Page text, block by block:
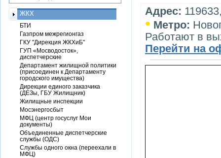
Адрес:
• Метро:
Работают в
Перейти на
ЖКХ
БТИ
Газпром межрегионгаз
ГКУ "Дирекция ЖКХиБ"
ГУП «Мосводосток»,
диспетчерские
Департамент жилищной политики
(присоединен к Департаменту
городского имущества)
Дирекции единого заказчика
(ДЕЗы, ГБУ Жилищник)
Жилищные инспекции
Мосэнергосбыт
МФЦ (центр госуслуг Мои
документы)
Объединенные диспетчерские
службы (ОДС)
Службы одного окна (переехали в
МФЦ)